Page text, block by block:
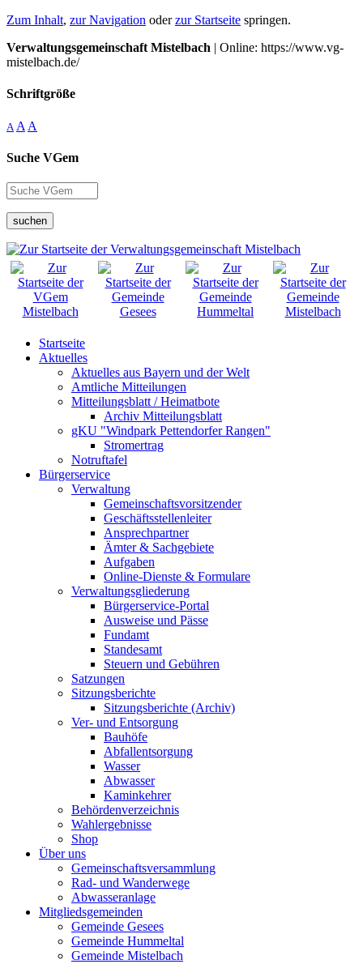
Zum Inhalt, zur Navigation oderzur Startseite springen.
Verwaltungsgemeinschaft Mistelbach | Online: https://www.vg-
mistelbach.de/
Schriftgröße
A A A
Suche VGem
suchen
Startseite
Aktuelles
Aktuelles aus Bayern und der Welt
Amtliche Mitteilungen
Mitteilungsblatt / Heimatbote
Archiv Mitteilungsblatt
gKU "Windpark Pettendorfer Rangen"
Stromertrag
Notruftafel
Bürgerservice
Verwaltung
Gemeinschaftsvorsitzender
Geschäftsstellenleiter
Ansprechpartner
Ämter & Sachgebiete
Aufgaben
Online-Dienste & Formulare
Verwaltungsgliederung
Bürgerservice-Portal
Ausweise und Pässe
Fundamt
Standesamt
Steuern und Gebühren
Satzungen
Sitzungsberichte
Sitzungsberichte (Archiv)
Ver- und Entsorgung
Bauhöfe
Abfallentsorgung
Wasser
Abwasser
Kaminkehrer
Behördenverzeichnis
Wahlergebnisse
Shop
Über uns
Gemeinschaftsversammlung
Rad- und Wanderwege
Abwasseranlage
Mitgliedsgemeinden
Gemeinde Gesees
Gemeinde Hummeltal
Gemeinde Mistelbach